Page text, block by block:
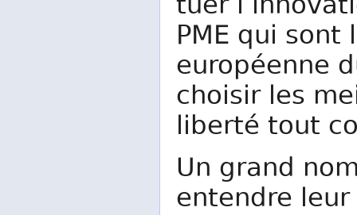
PME qui
européenne
choisir les
liberté tout
Un grand
entendre